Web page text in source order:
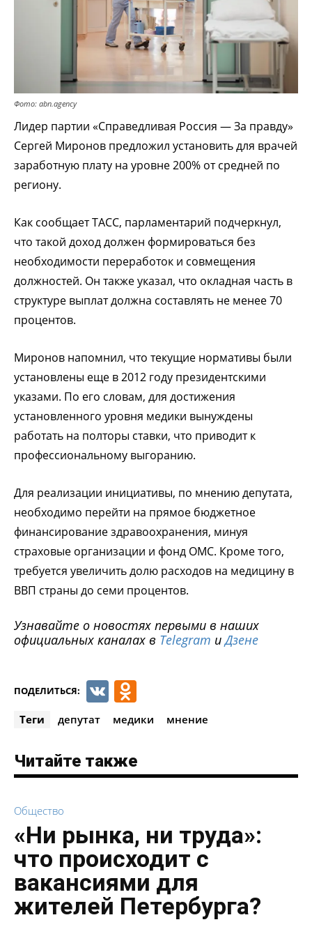
Фото: abn.agency
Лидер партии «Справедливая Россия — За правду»
Сергей Миронов предложил установить для врачей
заработную плату на уровне 200% от средней по
региону.
Как сообщает ТАСС, парламентарий подчеркнул,
что такой доход должен формироваться без
необходимости переработок и совмещения
должностей. Он также указал, что окладная часть в
структуре выплат должна составлять не менее 70
процентов.
Миронов напомнил, что текущие нормативы были
установлены еще в 2012 году президентскими
указами. По его словам, для достижения
установленного уровня медики вынуждены
работать на полторы ставки, что приводит к
профессиональному выгоранию.
Для реализации инициативы, по мнению депутата,
необходимо перейти на прямое бюджетное
финансирование здравоохранения, минуя
страховые организации и фонд ОМС. Кроме того,
требуется увеличить долю расходов на медицину в
ВВП страны до семи процентов.
Узнавайте о новостях первыми в наших
официальных каналах в Telegram иДзене
ПОДЕЛИТЬСЯ: VK
Теги депутат медики мнение
Читайте также
Общество
«Ни рынка, ни труда»:
что происходит с
вакансиями для
жителей Петербурга?